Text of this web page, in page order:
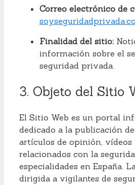
Correo electrónico de
Finalidad del sitio:
información sobre el
seguridad privada.
3. Objeto del Sitio
El Sitio Web es un portal
dedicado a la publicación
artículos de opinión, vídeos
relacionados con la
especialidades en España.
dirigida a vigilantes de